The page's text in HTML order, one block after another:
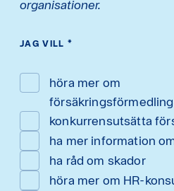
organisationer.
JAG VILL *
höra mer om
konkurrensutsätta
ha mer information
ha råd om skador
höra mer om HR-